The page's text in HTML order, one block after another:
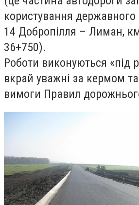
користування
14 Добропілля – Лиман,
36+750).
Роботи виконуються «під
вкрай уважні за кермом
вимоги Правил